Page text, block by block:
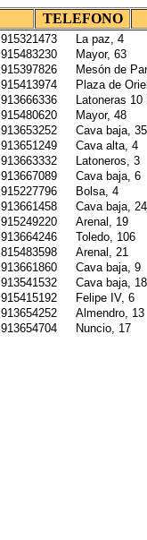
TELEFONO
915321473 La paz, 4
915483230 Mayor, 63
915397826 Mesón de
915413974 Plaza de
913666336 Latoneras 10
915480620 Mayor, 48
913653252 Cava baja, 35
913651249 Cava alta, 4
913663332 Latoneros, 3
913667089 Cava baja, 6
915227796 Bolsa, 4
913661458 Cava baja, 24
915249220 Arenal, 19
913664246 Toledo, 106
815483598 Arenal, 21
913661860 Cava baja, 9
913541532 Cava baja, 18
915415192 Felipe IV, 6
913654252 Almendro, 13
913654704 Nuncio, 17